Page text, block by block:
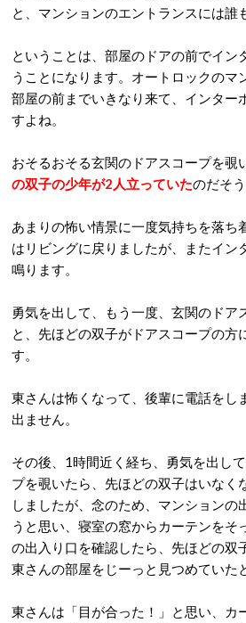
と、マンションのエントランスには誰
ということは、部屋のドアの前でイン
うことになります。オートロックのマ
部屋の前までいきなり来て、インター
すよね。
おそるおそる玄関のドアスコープを覗
の双子の少年が2人立っていたのだそう
あまりの怖い情景に一度気持ちを落ち
はリビングに戻りましたが、またイン
鳴ります。
勇気を出して、もう一度、玄関のドア
と、先ほどの双子がドアスコープの方
す。
東さんは怖くなって、後輩に電話をし
出ません。
その後、1時間近く経ち、勇気を出し
プを覗いたら、先ほどの双子はいなく
しましたが、念のため、マンションの
うと思い、寝室の窓からカーテンをそ
の出入り口を確認したら、先ほどの双
東さんの部屋をじーっと見つめていた
東さんは「目が合った！」と思い、カ